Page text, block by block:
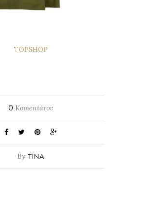
TOPSHOP
0 Komentárov
By TINA